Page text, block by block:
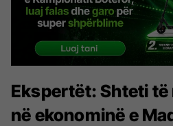
Ekspertët: Shteti
në ekonominë e